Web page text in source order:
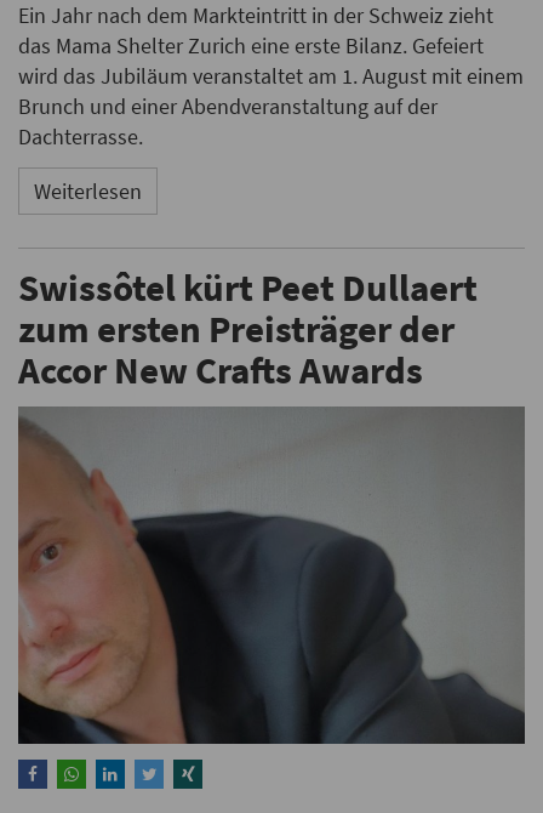
Ein Jahr nach dem Markteintritt in der Schweiz zieht
das Mama Shelter Zurich eine erste Bilanz. Gefeiert
wird das Jubiläum veranstaltet am 1. August mit einem
Brunch und einer Abendveranstaltung auf der
Dachterrasse.
Weiterlesen
Swissôtel kürt Peet Dullaert
zum ersten Preisträger der
Accor New Crafts Awards